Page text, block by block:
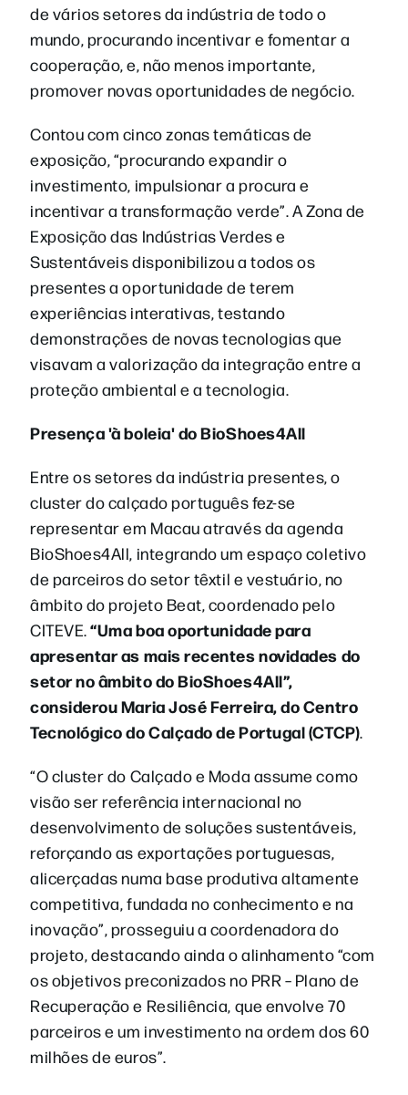
de vários setores da indústria de todo o
mundo, procurando incentivar e fomentar a
cooperação, e, não menos importante,
promover novas oportunidades de negócio.
Contou com cinco zonas temáticas de
exposição, “procurando expandir o
investimento, impulsionar a procura e
incentivar a transformação verde”. A Zona de
Exposição das Indústrias Verdes e
Sustentáveis disponibilizou a todos os
presentes a oportunidade de terem
experiências interativas, testando
demonstrações de novas tecnologias que
visavam a valorização da integração entre a
proteção ambiental e a tecnologia.
Presença 'à boleia' do BioShoes4All
Entre os setores da indústria presentes, o
cluster do calçado português fez-se
representar em Macau através da agenda
BioShoes4All, integrando um espaço coletivo
de parceiros do setor têxtil e vestuário, no
âmbito do projeto Beat, coordenado pelo
CITEVE.“Uma boa oportunidade para
apresentar as mais recentes novidades do
setor no âmbito do BioShoes4All”,
considerou Maria José Ferreira, do Centro
Tecnológico do Calçado de Portugal (CTCP).
“O cluster do Calçado e Moda assume como
visão ser referência internacional no
desenvolvimento de soluções sustentáveis,
reforçando as exportações portuguesas,
alicerçadas numa base produtiva altamente
competitiva, fundada no conhecimento e na
inovação”, prosseguiu a coordenadora do
projeto, destacando ainda o alinhamento “com
os objetivos preconizados no PRR – Plano de
Recuperação e Resiliência, que envolve 70
parceiros e um investimento na ordem dos 60
milhões de euros”.